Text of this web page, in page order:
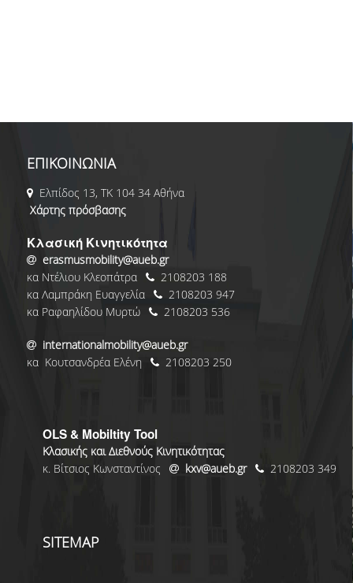
ΕΠΙΚΟΙΝΩΝΙΑ
Ελπίδος 13, ΤΚ 104 34 Αθήνα
Χάρτης πρόσβασης
Κλασική Κινητικότητα
erasmusmobility@aueb.gr
κα Ντέλιου Κλεοπάτρα
2108203 188
κα Λαμπράκη Ευαγγελία
2108203 947
κα Ραφαηλίδου Μυρτώ
2108203 536
internationalmobility@aueb.gr
κα Κουτσανδρέα Ελένη
2108203 250
OLS & Mobiltity Tool
Κλασικής και Διεθνούς Κινητικότητας
κ. Βίτσιος Κωνσταντίνος
kxv@aueb.gr 2108203 349
SITEMAP